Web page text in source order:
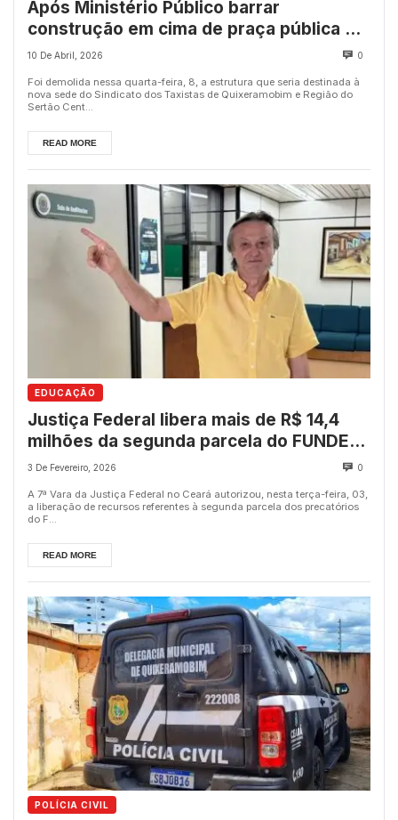
Após Ministério Público barrar
construção em cima de praça pública em
Quixeramobim, obra é demolida
10 De Abril, 2026 0
Foi demolida nessa quarta-feira, 8, a estrutura que seria destinada à
nova sede do Sindicato dos Taxistas de Quixeramobim e Região do
Sertão Cent...
READ MORE
EDUCAÇÃO
Justiça Federal libera mais de R$ 14,4
milhões da segunda parcela do FUNDEF
para Quixeramobim, informa Cirilo
3 De Fevereiro, 2026 0
A 7ª Vara da Justiça Federal no Ceará autorizou, nesta terça-feira, 03,
a liberação de recursos referentes à segunda parcela dos precatórios
do F...
READ MORE
POLÍCIA CIVIL